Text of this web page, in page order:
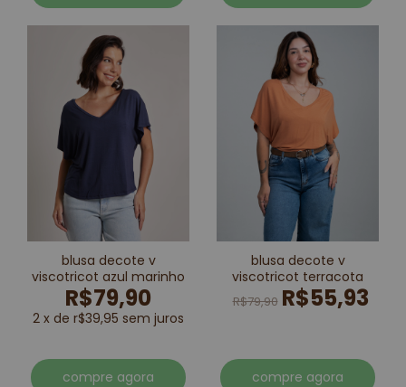
blusa decote v
viscotricot azul marinho
R$79,90
2 x de r$39,95 sem juros
compre agora
blusa decote v
viscotricot terracota
R$79,90 R$55,93
compre agora